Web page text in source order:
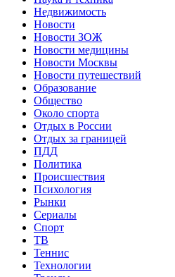
Недвижимость
Новости
Новости ЗОЖ
Новости медицины
Новости Москвы
Новости путешествий
Образование
Общество
Около спорта
Отдых в России
Отдых за границей
ПДД
Политика
Происшествия
Психология
Рынки
Сериалы
Спорт
ТВ
Теннис
Технологии